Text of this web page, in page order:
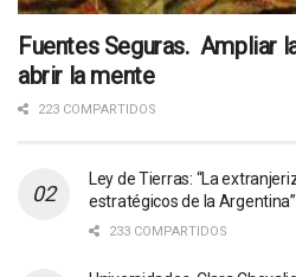
Fuentes Seguras. Ampliar
abrir la mente
223 COMPARTIDOS
Ley de Tierras: “La
estratégicos de la Argentina”
233 COMPARTIDOS